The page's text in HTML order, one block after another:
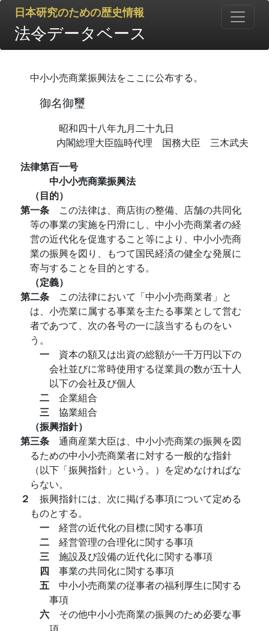
日本研究のための歴史情報
法令データベース
中小小売商業振興法をここに公布する。
御名御璽
昭和四十八年九月二十九日
内閣総理大臣臨時代理 国務大臣 三木武夫
法律第百一号
中小小売商業振興法
（目的）
第一条 この法律は、商店街の整備、店舗の共同化
等の事業の実施を円滑にし、中小小売商業者の経
営の近代化を促進すること等により、中小小売商
業の振興を図り、もつて国民経済の健全な発展に
寄与することを目的とする。
（定義）
第二条 この法律において「中小小売商業者」と
は、小売業に属する事業を主たる事業として営む
者であつて、次の各号の一に該当するものをい
う。
一 資本の額又は出資の総額が一千万円以下の
会社並びに常時使用する従業員の数が五十人
以下の会社及び個人
二 企業組合
三 協業組合
（振興指針）
第三条 通商産業大臣は、中小小売商業の振興を図
るための中小小売商業者に対する一般的な指針
（以下「振興指針」という。）を定めなければな
らない。
２ 振興指針には、次に掲げる事項について定める
ものとする。
一 経営の近代化の目標に関する事項
二 経営管理の合理化に関する事項
三 施設及び設備の近代化に関する事項
四 事業の共同化に関する事項
五 中小小売商業の従事者の福利厚生に関する
事項
六 その他中小小売商業の振興のため必要な事